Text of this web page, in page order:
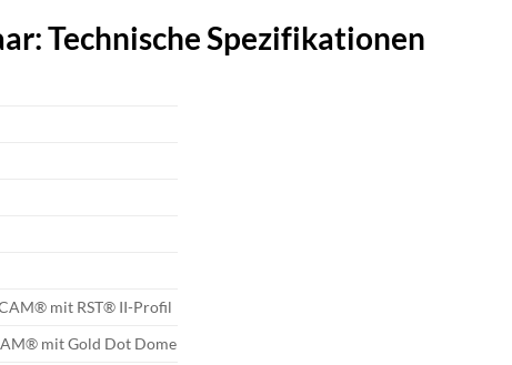
Technische Spezifikationen
mit RST® II-Profil
mit Gold Dot Dome